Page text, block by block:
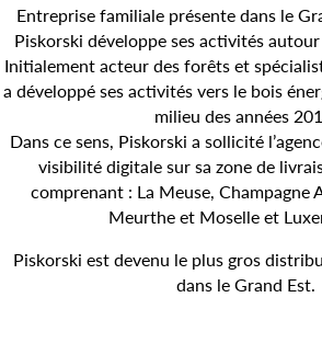
Entreprise familiale présente dans le
Piskorski développe ses activités
Initialement acteur des forêts et
a développé ses activités vers le bois
milieu des années
Dans ce sens, Piskorski a sollicité
visibilité digitale sur sa zone de
comprenant : La Meuse, Champagne
Meurthe et Moselle et
Piskorski est devenu le plus gros
dans le Grand Est.